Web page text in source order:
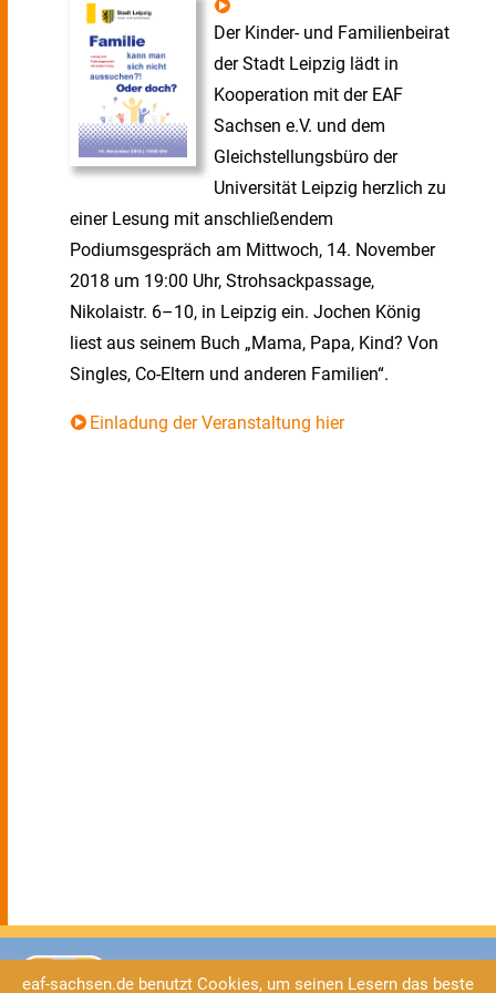
Der Kinder- und Familienbeirat
der Stadt Leipzig lädt in
Kooperation mit der EAF
Sachsen e.V. und dem
Gleichstellungsbüro der
Universität Leipzig herzlich zu
einer Lesung mit anschließendem
Podiumsgespräch am Mittwoch, 14. November
2018 um 19:00 Uhr, Strohsackpassage,
Nikolaistr. 6–10, in Leipzig ein. Jochen König
liest aus seinem Buch „Mama, Papa, Kind? Von
Singles, Co-Eltern und anderen Familien“.
Einladung der Veranstaltung hier
eaf-sachsen.de benutzt Cookies, um seinen Lesern das beste